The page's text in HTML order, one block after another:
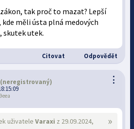
tak proč to mazat? Lepší
kde měli ústa plná medových
skutek utek.
Citovat Odpovědět
⋮
(neregistrovaný)
»
uživateleVaraxi z 29.09.2024,